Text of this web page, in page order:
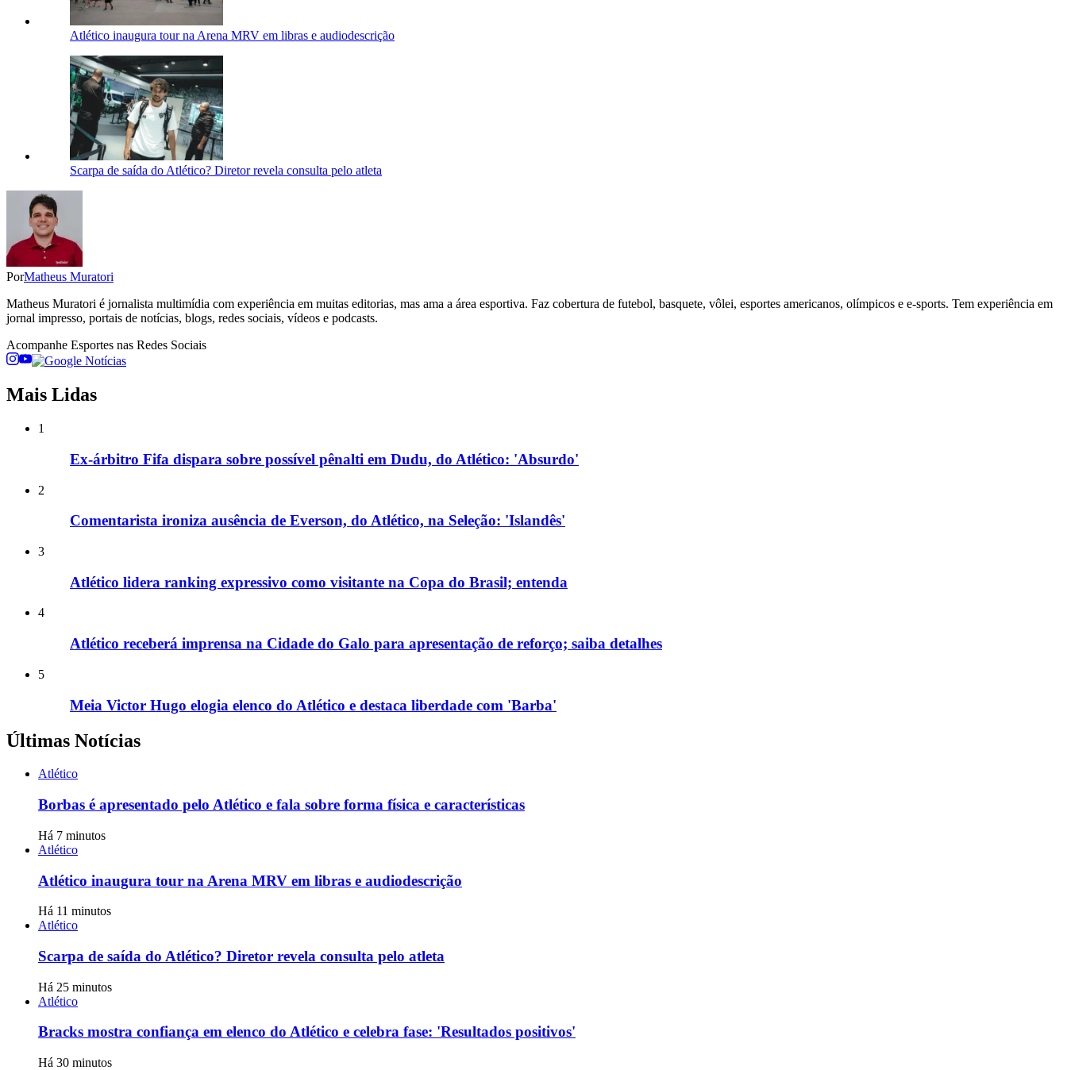
Atlético inaugura tour na Arena MRV em libras e audiodescrição
Scarpa de saída do Atlético? Diretor revela consulta pelo atleta
PorMatheus Muratori
Matheus Muratori é jornalista multimídia com experiência em muitas editorias, mas ama a área esportiva. Faz cobertura de futebol, basquete, vôlei, esportes americanos, olímpicos e e-sports. Tem experiência em
jornal impresso, portais de notícias, blogs, redes sociais, vídeos e podcasts.
Acompanhe Esportes nas Redes Sociais
Mais Lidas
1
Ex-árbitro Fifa dispara sobre possível pênalti em Dudu, do Atlético: 'Absurdo'
2
Comentarista ironiza ausência de Everson, do Atlético, na Seleção: 'Islandês'
3
Atlético lidera ranking expressivo como visitante na Copa do Brasil; entenda
4
Atlético receberá imprensa na Cidade do Galo para apresentação de reforço; saiba detalhes
5
Meia Victor Hugo elogia elenco do Atlético e destaca liberdade com 'Barba'
Últimas Notícias
Atlético
Borbas é apresentado pelo Atlético e fala sobre forma física e características
Há 7 minutos
Atlético
Atlético inaugura tour na Arena MRV em libras e audiodescrição
Há 11 minutos
Atlético
Scarpa de saída do Atlético? Diretor revela consulta pelo atleta
Há 25 minutos
Atlético
Bracks mostra confiança em elenco do Atlético e celebra fase: 'Resultados positivos'
Há 30 minutos